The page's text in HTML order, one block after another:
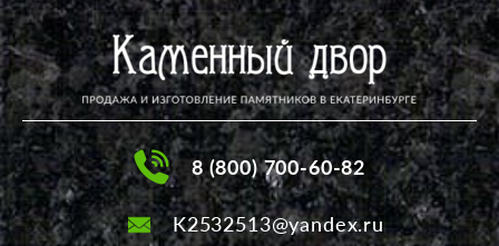
8 (800) 700-60-82
K2532513@yandex.ru